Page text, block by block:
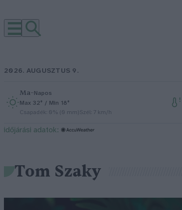
2026. AUGUSZTUS 9.
Ma–Napos
Max 32° / Min 18°
Csapadék: 0% (0 mm)Szél: 7 km/h
időjárási adatok:
Tom Szaky